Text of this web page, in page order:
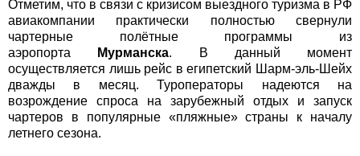
Отметим, что в связи с кризисом выездного туризма в РФ
авиакомпании практически полностью свернули
чартерные полётные программы из
аэропорта
Мурманска. В данный момент
осуществляется лишь рейс в египетский Шарм-эль-Шейх
дважды в месяц. Туроператоры надеются на
возрождение спроса на зарубежный отдых и запуск
чартеров в популярные «пляжные» страны к началу
летнего сезона.